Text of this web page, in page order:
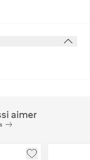
aimer